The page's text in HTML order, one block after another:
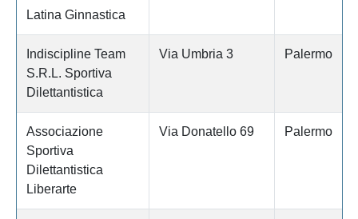
Latina Ginnastica
Indiscipline Team
S.R.L. Sportiva
Dilettantistica
Via Umbria 3 Palermo
Associazione
Sportiva
Dilettantistica
Liberarte
Via Donatello 69 Palermo